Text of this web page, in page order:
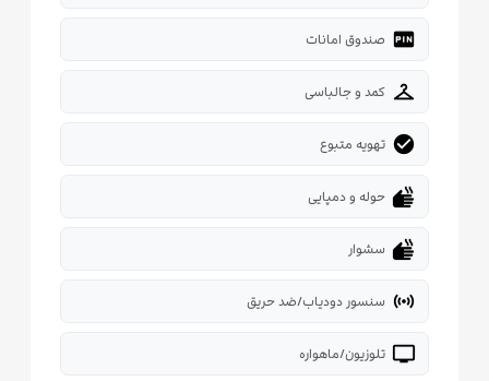
fiber_pin صندوق امانات
checkroom کمد و جالباسی
check_circle تهویه متبوع
dry حوله و دمپایی
dry سشوار
sensors سنسور دودیاب/ضد حریق
tv تلوزیون/ماهواره